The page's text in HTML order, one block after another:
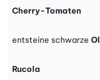
Cherry-Tomaten
entsteine schwarze
Rucola